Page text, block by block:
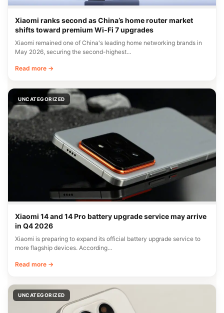
Xiaomi ranks second as China’s home router market
shifts toward premium Wi-Fi 7 upgrades
Xiaomi remained one of China's leading home networking brands in
May 2026, securing the second-highest…
Read more →
UNCATEGORIZED
Xiaomi 14 and 14 Pro battery upgrade service may arrive
in Q4 2026
Xiaomi is preparing to expand its official battery upgrade service to
more flagship devices. According…
Read more →
UNCATEGORIZED